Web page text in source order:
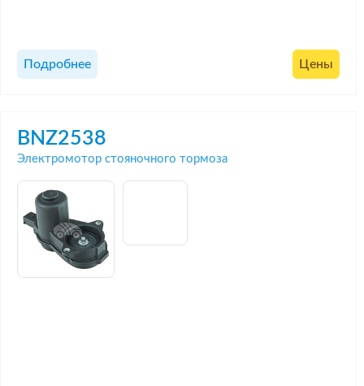
Подробнее Цены
BNZ2538
Электромотор стояночного тормоза